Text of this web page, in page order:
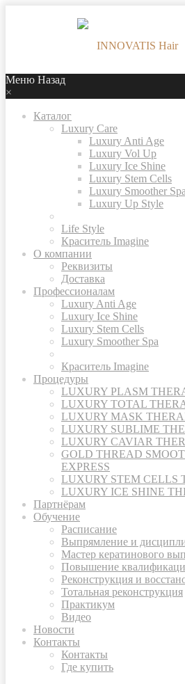
Меню Назад
×
Каталог
Luxury Care
Luxury Anti Age
Luxury Vol Up
Luxury Ice Shine
Luxury Stem Cells
Luxury Smoother Spa
Luxury Up Style
Life Style
Краситель Imagine
О компании
Реквизиты
Доставка
Профессионалам
Luxury Anti Age
Luxury Ice Shine
Luxury Stem Cells
Luxury Smoother Spa
Краситель Imagine
Процедуры
LUXURY PLASM
LUXURY TOTAL
LUXURY MASK
LUXURY SUBLIME
LUXURY CAVIAR
GOLD THREAD
EXPRESS
LUXURY STEM CELLS
LUXURY ICE SHINE
Партнёрам
Обучение
Расписание
Выпрямление и
Мастер кератинового
Повышение
Реконструкция и
Тотальная реконструкция
Практикум
Видео
Новости
Контакты
Контакты
Где купить